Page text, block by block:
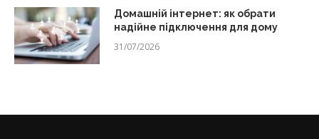
Домашній інтернет: як обрати
надійне підключення для дому
31/07/2026